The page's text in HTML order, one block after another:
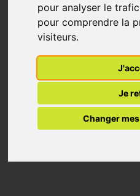
pour analyser le
pour comprendre la
visiteurs.
Je
Changer
%